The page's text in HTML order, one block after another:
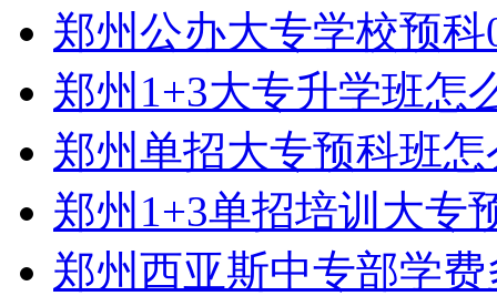
郑州公办大专学校预
郑州1+3大专升学班怎
郑州单招大专预科班
郑州1+3单招培训大专
郑州西亚斯中专部学